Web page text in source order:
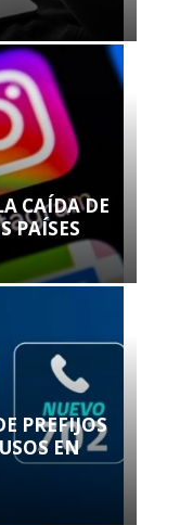
CAÍDA DE
PAÍSES
PREFIJOS
EN